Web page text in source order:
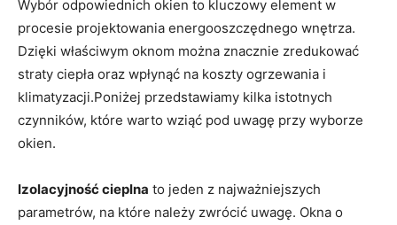
Wybór odpowiednich okien to kluczowy element w
procesie projektowania energooszczędnego ‍wnętrza.
Dzięki właściwym oknom można znacznie zredukować
straty ciepła‌ oraz​ wpłynąć na koszty ogrzewania i‍
klimatyzacji.Poniżej przedstawiamy kilka istotnych
czynników, które warto wziąć pod uwagę przy wyborze
okien.
Izolacyjność cieplna to jeden z najważniejszych
parametrów, na które należy zwrócić uwagę. Okna o